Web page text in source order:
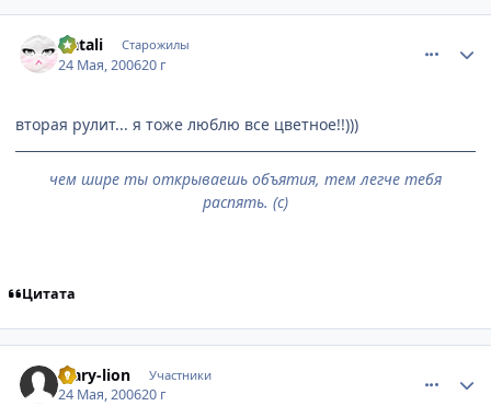
Natali Старожилы
24 Мая, 200620 г
вторая рулит... я тоже люблю все цветное!!)))
чем шире ты открываешь объятия, тем легче тебя
распять. (с)
Цитата
Mary-lion Участники
24 Мая, 200620 г